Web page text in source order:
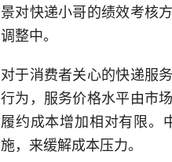
景对快递小哥的绩效考核
调整中。
对于消费者关心的快递服
行为，服务价格水平由市
履约成本增加相对有限。
施，来缓解成本压力。